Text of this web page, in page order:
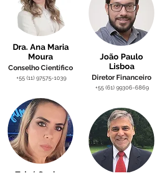
Dra. Ana Maria
Moura
Conselho Cientifico
+55 (11) 97575-1039
Tainá Seabra
João Paulo
Lisboa
Diretor Financeiro
+55 (61) 99306-6869